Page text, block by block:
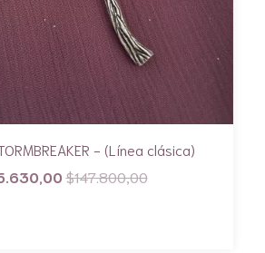
- (Línea clásica)
$147.800,00